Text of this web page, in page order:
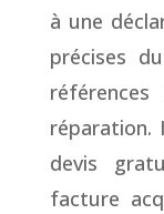
à une
précises
réparation.
devis
facture